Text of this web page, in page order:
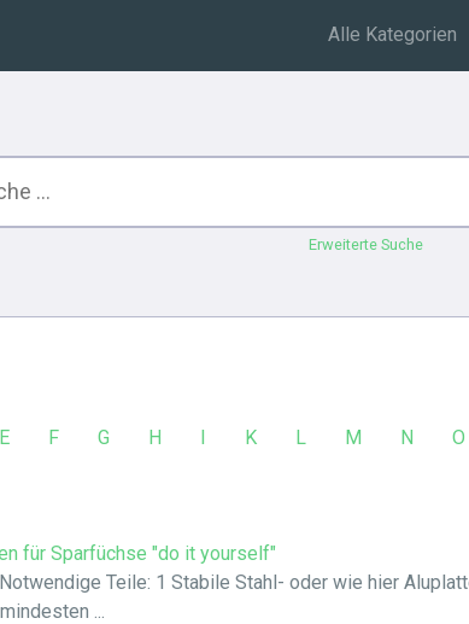
Alle Kategorien
Erweiterte Suche
E F G H I K L M N O
für Sparfüchse "do it yourself"
Teile: 1 Stabile Stahl- oder wie hier
...